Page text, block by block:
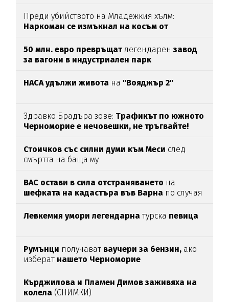
Преди убийството на Младежкия хълм:
Наркоман се измъкнал на косъм от
50 млн. евро превръщатлегендарензавод
за вагони в индустриален парк
НАСА удължи живота на "Вояджър 2"
Здравко Брадъра зове: Трафикът по южното
Черноморие е нечовешки, не тръгвайте!
Стоичков със силни думи към Меси след
смъртта на баща му
ВАС остави в сила отстраняването на
шефката на кадастъра във Варна по случая
Левкемия умори легендарна турска певица
Румънци получават ваучери за бензин, ако
изберат нашето Черноморие
Кърджилова и Пламен Димов заживяха на
колела (СНИМКИ)